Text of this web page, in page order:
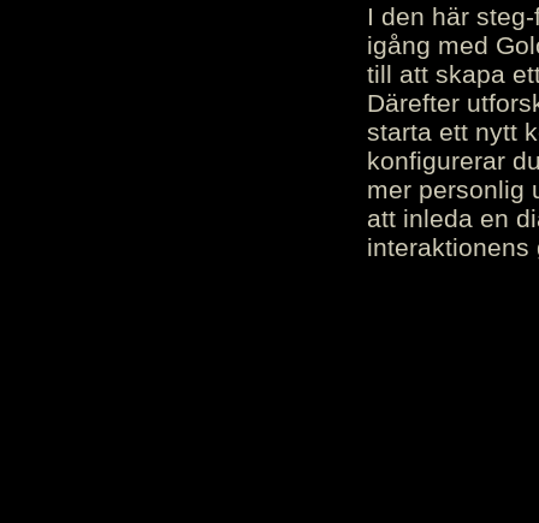
I den här
igång med
till att skapa
Därefter
starta ett nytt
konfigurerar
mer personlig
att inleda en
interaktionens